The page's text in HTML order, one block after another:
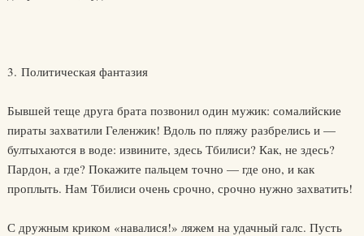
3. Политическая фантазия
Бывшей теще друга брата позвонил один мужик: сомалийские
пираты захватили Геленжик! Вдоль по пляжу разбрелись и —
бултыхаются в воде: извините, здесь Тбилиси? Как, не здесь?
Пардон, а где? Покажите пальцем точно — где оно, и как
проплыть. Нам Тбилиси очень срочно, срочно нужно захватить!
С дружным криком «навалися!» ляжем на удачный галс. Пусть